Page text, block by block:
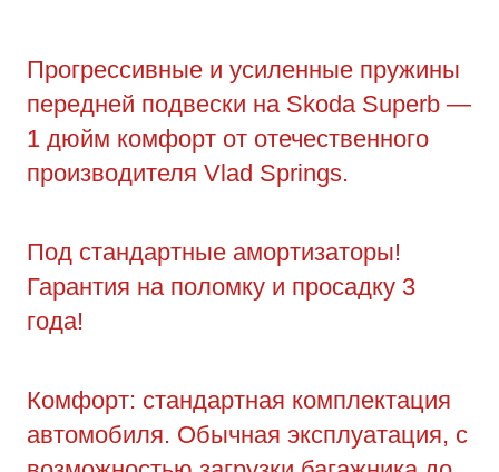
Прогрессивные и усиленные пружины
передней подвески на Skoda Superb —
1 дюйм комфорт от отечественного
производителя Vlad Springs.
Под стандартные амортизаторы!
Гарантия на поломку и просадку 3
года!
Комфорт: стандартная комплектация
автомобиля. Обычная эксплуатация, с